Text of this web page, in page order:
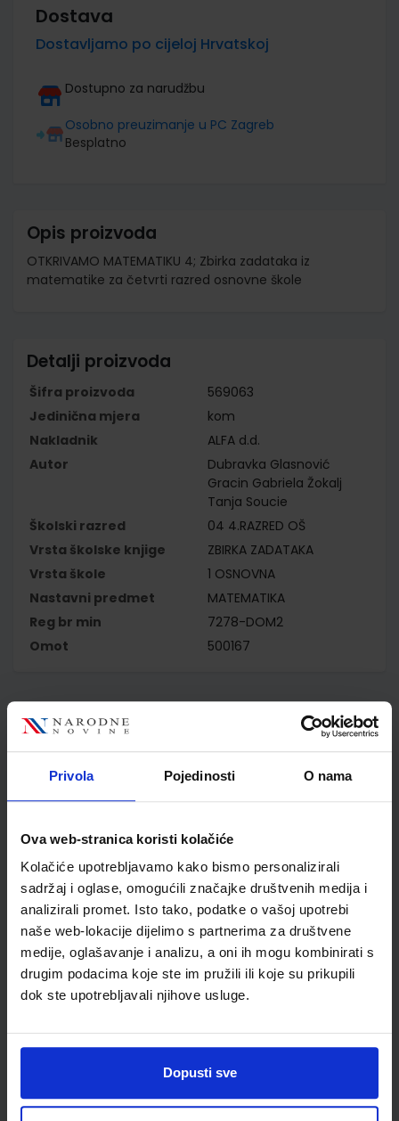
Privola Pojedinosti O nama
Ova web-stranica koristi kolačiće
Kolačiće upotrebljavamo kako bismo personalizirali
sadržaj i oglase, omogućili značajke društvenih medija i
analizirali promet. Isto tako, podatke o vašoj upotrebi
naše web-lokacije dijelimo s partnerima za društvene
medije, oglašavanje i analizu, a oni ih mogu kombinirati s
drugim podacima koje ste im pružili ili koje su prikupili
dok ste upotrebljavali njihove usluge.
Dopusti sve
Dostava
Dostavljamo po cijeloj Hrvatskoj
Dostupno za narudžbu
Osobno preuzimanje u PC Zagreb
Besplatno
Opis proizvoda
OTKRIVAMO MATEMATIKU 4; Zbirka zadataka iz
matematike za četvrti razred osnovne škole
Detalji proizvoda
Šifra proizvoda
569063
Jedinična mjera
kom
Nakladnik
ALFA d.d.
Autor
Dubravka Glasnović
Gracin Gabriela Žokalj
Tanja Soucie
Školski razred
04 4.RAZRED OŠ
Vrsta školske knjige
ZBIRKA ZADATAKA
Vrsta škole
1 OSNOVNA
Nastavni predmet
MATEMATIKA
Reg br min
7278-DOM2
Omot
500167
Kupci najčešće biraju..
Omot PVC za školske
udžbenike; dimenzije
433x272; tip 167
0,85 €